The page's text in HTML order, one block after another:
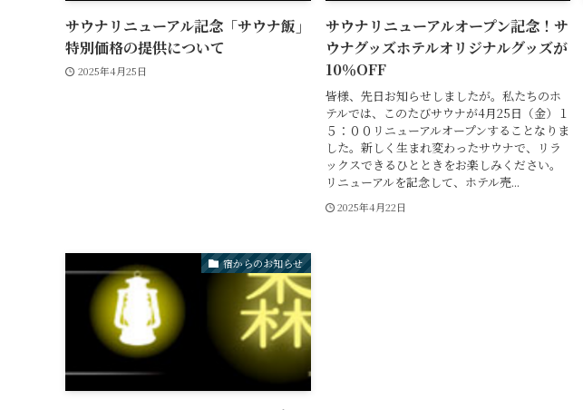
サウナリニューアル記念「サウナ飯」
特別価格の提供について
2025年4月25日
サウナリニューアルオープン記念！サ
ウナグッズホテルオリジナルグッズが
10％OFF
皆様、先日お知らせしましたが。私たちのホ
テルでは、このたびサウナが4月25日（金）１
５：００リニューアルオープンすることなりま
した。新しく生まれ変わったサウナで、リラ
ックスできるひとときをお楽しみください。
リニューアルを記念して、ホテル売...
2025年4月22日
宿からのお知らせ